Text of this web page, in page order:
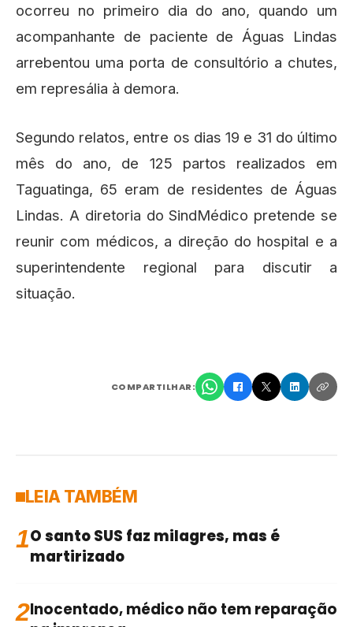
ocorreu no primeiro dia do ano, quando um
acompanhante de paciente de Águas Lindas
arrebentou uma porta de consultório a chutes,
em represália à demora.
Segundo relatos, entre os dias 19 e 31 do último
mês do ano, de 125 partos realizados em
Taguatinga, 65 eram de residentes de Águas
Lindas. A diretoria do SindMédico pretende se
reunir com médicos, a direção do hospital e a
superintendente regional para discutir a
situação.
COMPARTILHAR:
LEIA TAMBÉM
1O santo SUS faz milagres, mas é
martirizado
2Inocentado, médico não tem reparação